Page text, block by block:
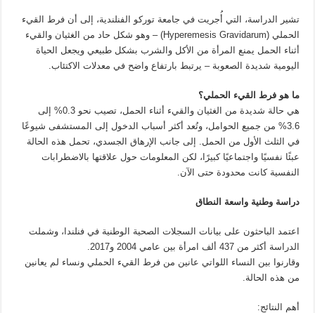
تشير الدراسة، التي أُجريت في جامعة توركو الفنلندية، إلى أن فرط القيء
الحملي (Hyperemesis Gravidarum) – وهو شكل حاد من الغثيان والقيء
أثناء الحمل يمنع المرأة من الأكل والشرب بشكل طبيعي ويجعل الحياة
اليومية شديدة الصعوبة – يرتبط بارتفاع واضح في معدلات الاكتئاب.
ما هو فرط القيء الحملي؟
هي حالة شديدة من الغثيان والقيء أثناء الحمل، تصيب نحو 0.3% إلى
3.6% من جميع الحوامل، وتُعد أكثر أسباب الدخول إلى المستشفى شيوعًا
في الثلث الأول من الحمل. إلى جانب الإرهاق الجسدي، تحمل هذه الحالة
عبئًا نفسيًا واجتماعيًا كبيرًا، لكن المعلومات حول علاقتها بالاضطرابات
النفسية كانت محدودة حتى الآن.
دراسة وطنية واسعة النطاق
اعتمد الباحثون على بيانات السجلات الصحية الوطنية في فنلندا، وشملت
الدراسة أكثر من 437 ألف امرأة بين عامي 2004 و2017.
وقارنوا بين النساء اللواتي عانين من فرط القيء الحملي ونساء لم يعانين
من هذه الحالة.
أهم النتائج: